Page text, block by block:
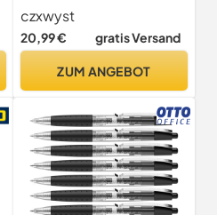
Schriftzug-Stiftsatz 0,5
mm feine Spitze (Schwarze
Farbe 10er Pack schwarze
czxwyst
20,99 € gratis Versand
ZUM ANGEBOT